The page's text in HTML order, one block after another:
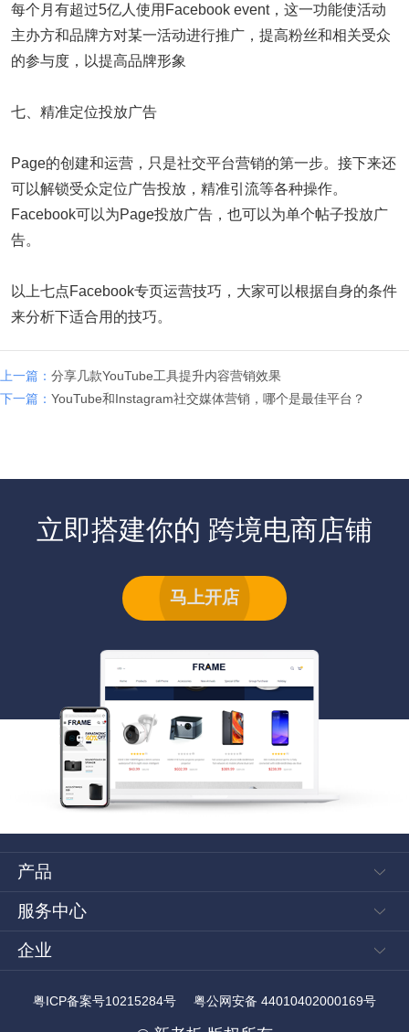
每个月有超过5亿人使用Facebook event，这一功能使活动
主办方和品牌方对某一活动进行推广，提高粉丝和相关受众
的参与度，以提高品牌形象
七、精准定位投放广告
Page的创建和运营，只是社交平台营销的第一步。接下来还
可以解锁受众定位广告投放，精准引流等各种操作。
Facebook可以为Page投放广告，也可以为单个帖子投放广
告。
以上七点Facebook专页运营技巧，大家可以根据自身的条件
来分析下适合用的技巧。
上一篇： 分享几款YouTube工具提升内容营销效果
下一篇： YouTube和Instagram社交媒体营销，哪个是最佳平台？
立即搭建你的 跨境电商店铺
马上开店
产品
店铺风格
系统功能
服务中心
帮助手册
企业
粤ICP备案号10215284号 粤公网安备 44010402000169号